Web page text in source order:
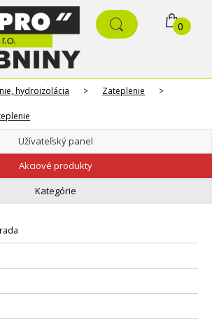
0
hydroizolácia > Zateplenie >
Užívateľský panel
Akciové produkty
Kategórie